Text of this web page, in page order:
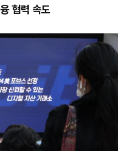
협력 속도